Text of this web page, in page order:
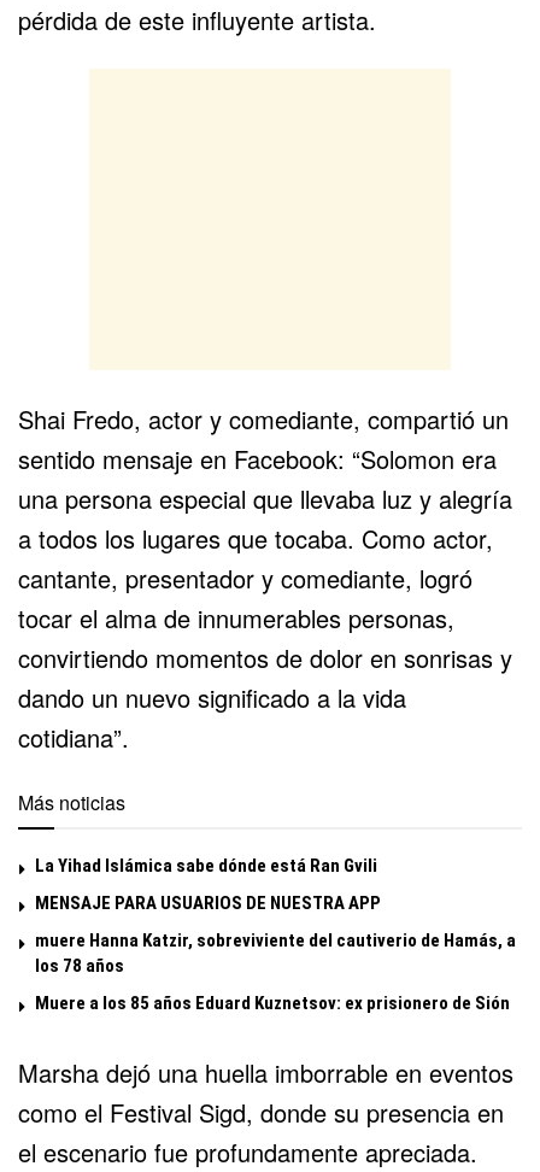
pérdida de este influyente artista.
Shai Fredo, actor y comediante, compartió un
sentido mensaje en Facebook: “Solomon era
una persona especial que llevaba luz y alegría
a todos los lugares que tocaba. Como actor,
cantante, presentador y comediante, logró
tocar el alma de innumerables personas,
convirtiendo momentos de dolor en sonrisas y
dando un nuevo significado a la vida
cotidiana”.
Más noticias
La Yihad Islámica sabe dónde está Ran Gvili
MENSAJE PARA USUARIOS DE NUESTRA APP
muere Hanna Katzir, sobreviviente del cautiverio de Hamás, a
los 78 años
Muere a los 85 años Eduard Kuznetsov: ex prisionero de Sión
Marsha dejó una huella imborrable en eventos
como el Festival Sigd, donde su presencia en
el escenario fue profundamente apreciada.